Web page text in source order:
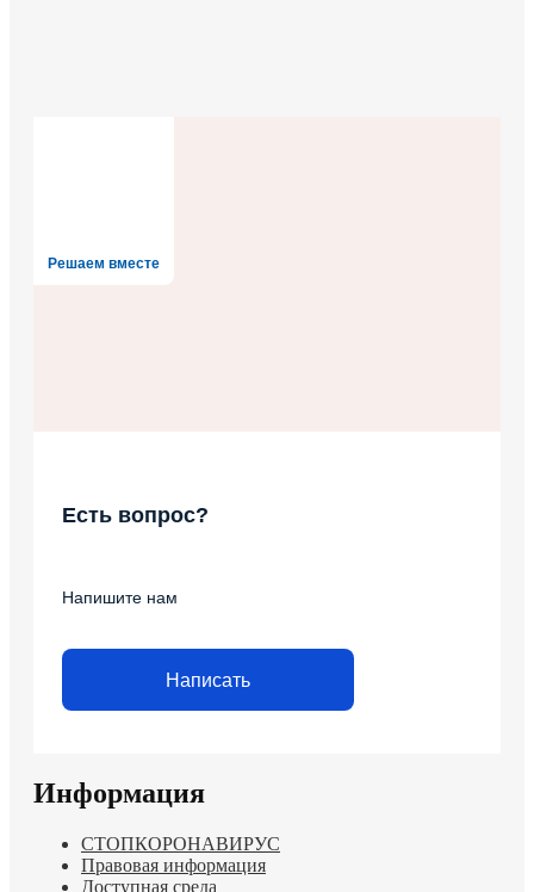
Решаем вместе
Есть вопрос?
Напишите нам
Написать
Информация
СТОПКОРОНАВИРУС
Правовая информация
Доступная среда